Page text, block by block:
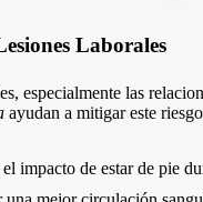
Laborales
especialmente las
ayudan a mitigar este
impacto de estar de pie